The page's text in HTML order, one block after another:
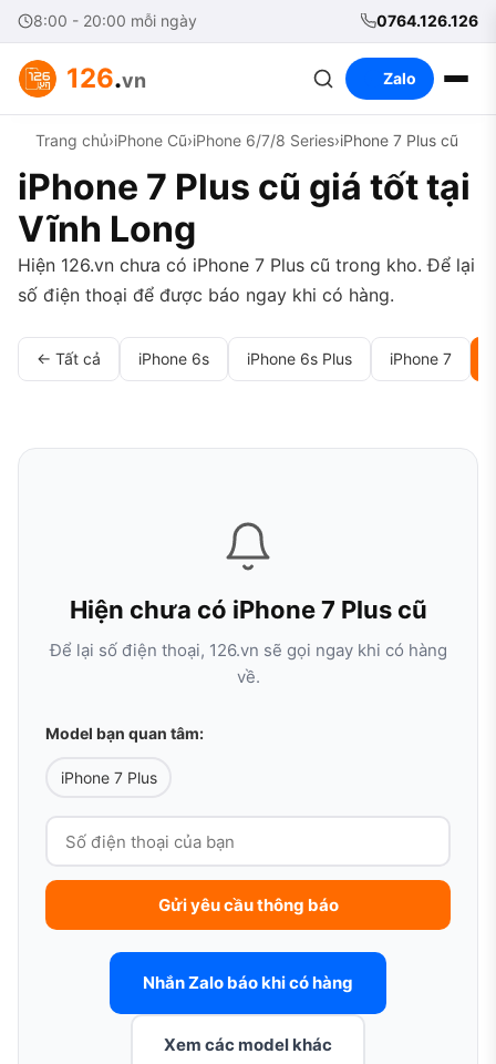
8:00 - 20:00 mỗi ngày 0764.126.126
126.vn Zalo
Trang chủ›iPhone Cũ›iPhone 6/7/8 Series›iPhone 7 Plus cũ
iPhone 7 Plus cũ giá tốt tại
Vĩnh Long
Hiện 126.vn chưa có iPhone 7 Plus cũ trong kho. Để lại
số điện thoại để được báo ngay khi có hàng.
← Tất cả iPhone 6s iPhone 6s Plus iPhone 7
Hiện chưa có iPhone 7 Plus cũ
Để lại số điện thoại, 126.vn sẽ gọi ngay khi có hàng
về.
Model bạn quan tâm:
iPhone 7 Plus
Gửi yêu cầu thông báo
Nhắn Zalo báo khi có hàng
Xem các model khác